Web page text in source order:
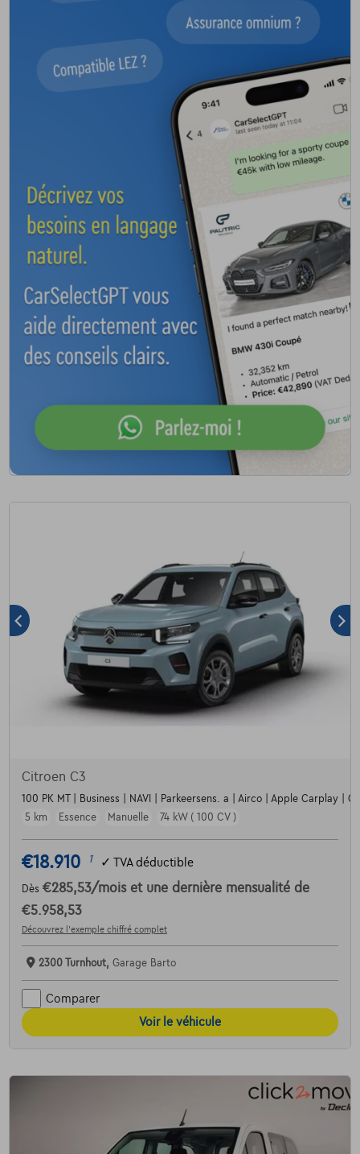
Citroen C3
100 PK MT | Business | NAVI | Parkeersens. a | Airco | Apple Carplay |
5 km
Essence Manuelle 74 kW ( 100 CV )
€18.910 1 ✓ TVA déductible
Dès €285,53/mois et une dernière mensualité de
€5.958,53
Découvrez l’exemple chiffré complet
2300 Turnhout, Garage Barto
Comparer
Voir le véhicule